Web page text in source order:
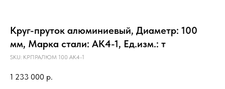
Круг-пруток алюминиевый, Диаметр: 100
мм, Марка стали: АК4-1, Ед.изм.: т
SKU: КРПРАЛЮМ 100 АК4-1
1 233 000 р.